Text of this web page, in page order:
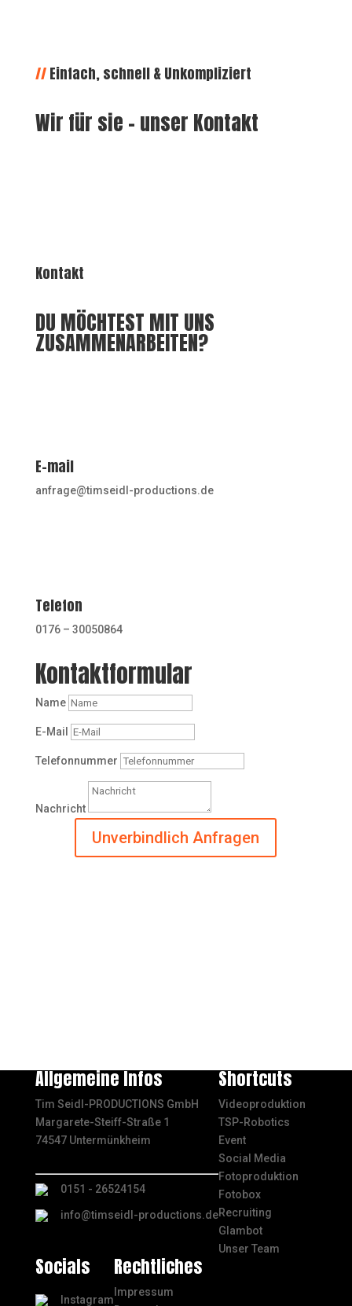
//Einfach, schnell & Unkompliziert
Wir für sie – unser Kontakt
Kontakt
DU MÖCHTEST MIT UNS
ZUSAMMENARBEITEN?
E-mail
anfrage@timseidl-productions.de
Telefon
0176 – 30050864
Kontaktformular
Name
E-Mail
Telefonnummer
Nachricht
Unverbindlich Anfragen
Allgemeine Infos
Tim Seidl-PRODUCTIONS GmbH
Margarete-Steiff-Straße 1
74547 Untermünkheim
0151 - 26524154
info@timseidl-productions.de
Shortcuts
Videoproduktion
TSP-Robotics
Event
Social Media
Fotoproduktion
Fotobox
Recruiting
Glambot
Unser Team
Socials
Instagram
Rechtliches
Impressum